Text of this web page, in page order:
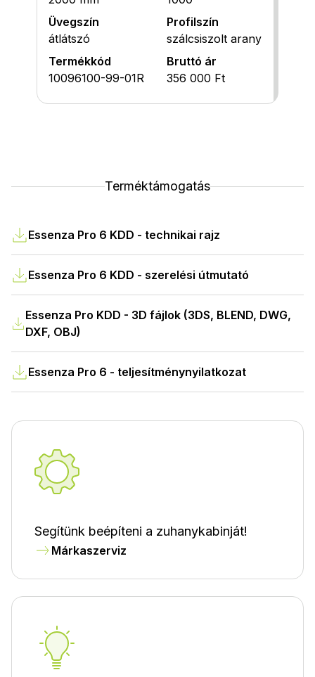
Üvegszín
átlátszó
Profilszín
szálcsiszolt arany
Termékkód
10096100-99-01R
Bruttó ár
356 000 Ft
Terméktámogatás
Essenza Pro 6 KDD - technikai rajz
Essenza Pro 6 KDD - szerelési útmutató
Essenza Pro KDD - 3D fájlok (3DS, BLEND, DWG,
DXF, OBJ)
Essenza Pro 6 - teljesítménynyilatkozat
Segítünk beépíteni a zuhanykabinját!
Márkaszerviz